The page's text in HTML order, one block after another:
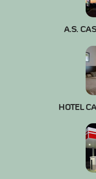
A.S.
HOTEL